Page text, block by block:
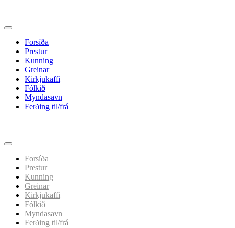
Forsíða
Prestur
Kunning
Greinar
Kirkjukaffi
Fólkið
Myndasavn
Ferðing til/frá
indhold
Forsíða
Prestur
Kunning
Greinar
Kirkjukaffi
Fólkið
Myndasavn
Ferðing til/frá